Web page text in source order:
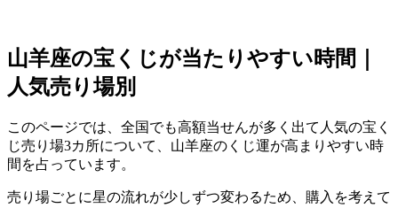
山羊座の宝くじが当たりやすい時間｜
人気売り場別
このページでは、全国でも高額当せんが多く出て人気の宝く
じ売り場3カ所について、山羊座のくじ運が高まりやすい時
間を占っています。
売り場ごとに星の流れが少しずつ変わるため、購入を考えて